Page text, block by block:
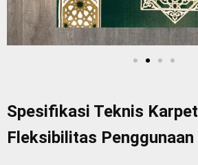
Spesifikasi Teknis
Fleksibilitas Penggunaan